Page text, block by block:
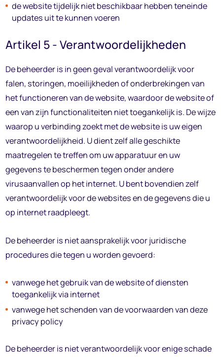
de website tijdelijk niet beschikbaar hebben teneinde
updates uit te kunnen voeren
Artikel 5 - Verantwoordelijkheden
De beheerder is in geen geval verantwoordelijk voor
falen, storingen, moeilijkheden of onderbrekingen van
het functioneren van de website, waardoor de website of
een van zijn functionaliteiten niet toegankelijk is. De wijze
waarop u verbinding zoekt met de website is uw eigen
verantwoordelijkheid. U dient zelf alle geschikte
maatregelen te treffen om uw apparatuur en uw
gegevens te beschermen tegen onder andere
virusaanvallen op het internet. U bent bovendien zelf
verantwoordelijk voor de websites en de gegevens die u
op internet raadpleegt.
De beheerder is niet aansprakelijk voor juridische
procedures die tegen u worden gevoerd:
vanwege het gebruik van de website of diensten
toegankelijk via internet
vanwege het schenden van de voorwaarden van deze
privacy policy
De beheerder is niet verantwoordelijk voor enige schade